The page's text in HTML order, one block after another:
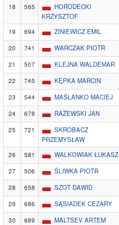
18
565
HORODECKI
KRZYSZTOF
19 694 ZINIEWICZ EMIL
20
741 WARCZAK PIOTR
21
507 KLEJNA WALDEMAR
22
745 KĘPKA MARCIN
23
544 MAŚLANKO MACIEJ
24
678 RAŻEWSKI JAN
25
721
SKROBACZ
PRZEMYSŁAW
26 581 WALKOWIAK ŁUKASZ
27
506 ŚLIWKA PIOTR
28
658 SZOT DAWID
29
686 SĄSIADEK CEZARY
30
689 MALTSEV ARTEM